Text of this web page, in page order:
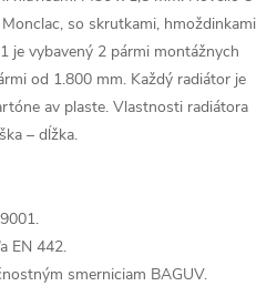
so skrutkami, hmoždinkami
je vybavený 2 pármi montážnych
od 1.800 mm. Každý radiátor je
av plaste. Vlastnosti radiátora
– dĺžka.
EN 442.
smerniciam BAGUV.